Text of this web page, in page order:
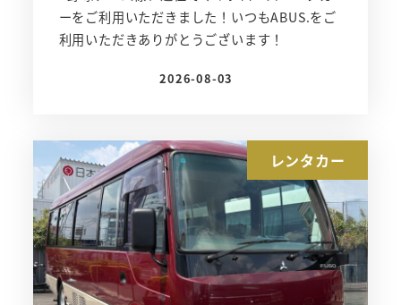
ーをご利用いただきました！いつもABUS.をご
利用いただきありがとうございます！
投稿日
2026-08-03
レンタカー